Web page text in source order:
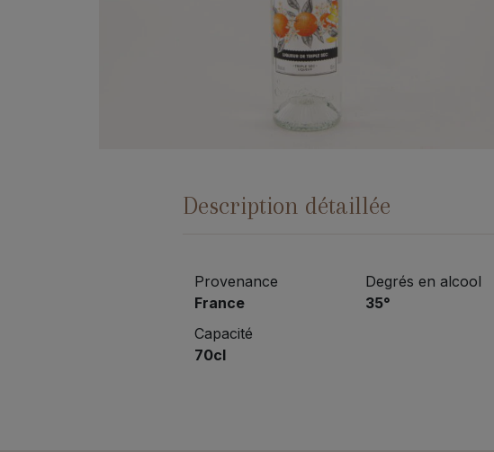
Description détaillée
Provenance
France
Capacité
70cl
Degrés en alcool
35°